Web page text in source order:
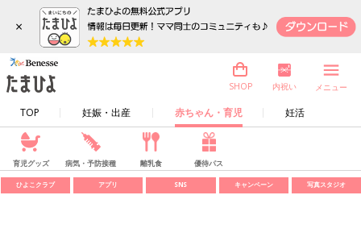
×
TOP 妊娠・出産 赤ちゃん・育児 妊活
SHOP 内祝い メニュー
育児グッズ 病気・予防接種 離乳食 優待パス
ひよこクラブ アプリ SNS キャンペーン 写真スタジオ